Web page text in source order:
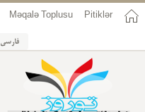
Pitiklər
Məqalə Toplusu
فارسی